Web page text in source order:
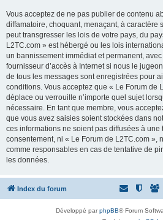
Vous acceptez de ne pas publier de contenu
diffamatoire, choquant, menaçant, à caractère
peut transgresser les lois de votre pays, du
L2TC.com » est hébergé ou les lois
un bannissement immédiat et permanent,
fournisseur d’accès à Internet si nous le
de tous les messages sont enregistrées pour
conditions. Vous acceptez que « Le Forum de
déplace ou verrouille n’importe quel sujet
nécessaire. En tant que membre, vous
que vous avez saisies soient stockées dans
ces informations ne soient pas diffusées à une
consentement, ni « Le Forum de L2TC.com »,
comme responsables en cas de tentative de
les données.
Index du forum
Développé parphpBB® Forum